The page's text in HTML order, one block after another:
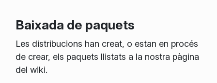
Baixada de paquets
Les distribucions han creat, o estan en procés
de crear, els paquets llistats a la nostra pàgina
del wiki.